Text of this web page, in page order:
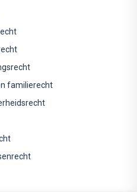
familierecht